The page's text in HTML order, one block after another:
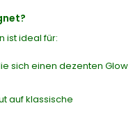
ist ideal für:
sich einen dezenten Glow
auf klassische